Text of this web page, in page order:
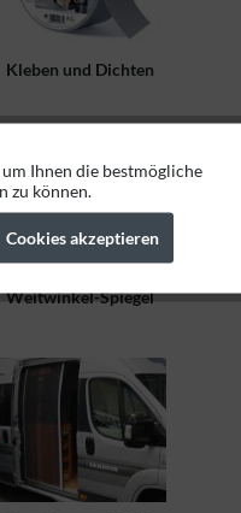
Kleben und Dichten
Weitwinkel-Spiegel
Aktiv
Aktiv
Ihnen die bestmögliche
zu können.
Cookies akzeptieren